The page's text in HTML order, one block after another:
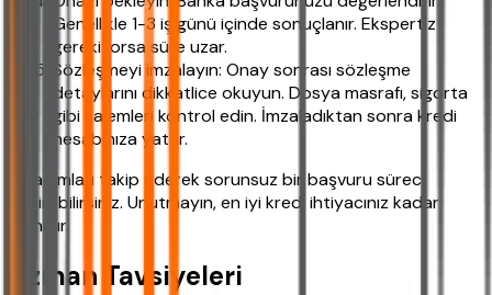
Genellikle 1-3 iş günü içinde sonuçlanır. Ekspertiz
gerekiyorsa süre uzar.
Sözleşmeyi imzalayın: Onay sonrası sözleşme
detaylarını dikkatlice okuyun. Dosya masrafı, sigorta
gibi kalemleri kontrol edin. İmzaladıktan sonra kredi
hesabınıza yatar.
Bu adımları takip ederek sorunsuz bir başvuru süreci
geçirebilirsiniz. Unutmayın, en iyi kredi ihtiyacınız kadar
olanıdır.
Uzman Tavsiyeleri